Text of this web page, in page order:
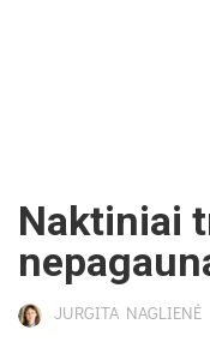
Nak­ti­niai
JURGITA NAGLIENĖ